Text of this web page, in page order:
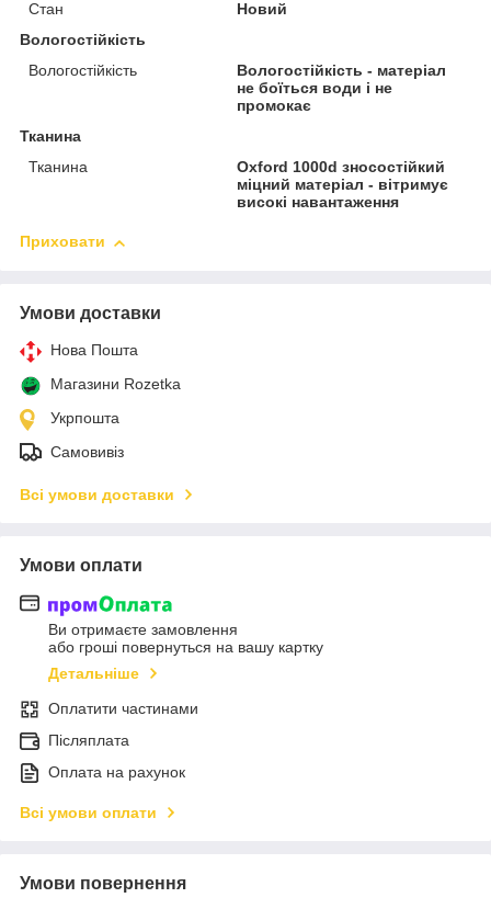
Стан
Новий
Вологостійкість
Вологостійкість
Вологостійкість - матеріал
не боїться води і не
промокає
Тканина
Тканина
Oxford 1000d зносостійкий
міцний матеріал - вітримує
високі навантаження
Приховати
Умови доставки
Нова Пошта
Магазини Rozetka
Укрпошта
Самовивіз
Всі умови доставки
Умови оплати
Ви отримаєте замовлення
або гроші повернуться на вашу картку
Детальніше
Оплатити частинами
Післяплата
Оплата на рахунок
Всі умови оплати
Умови повернення